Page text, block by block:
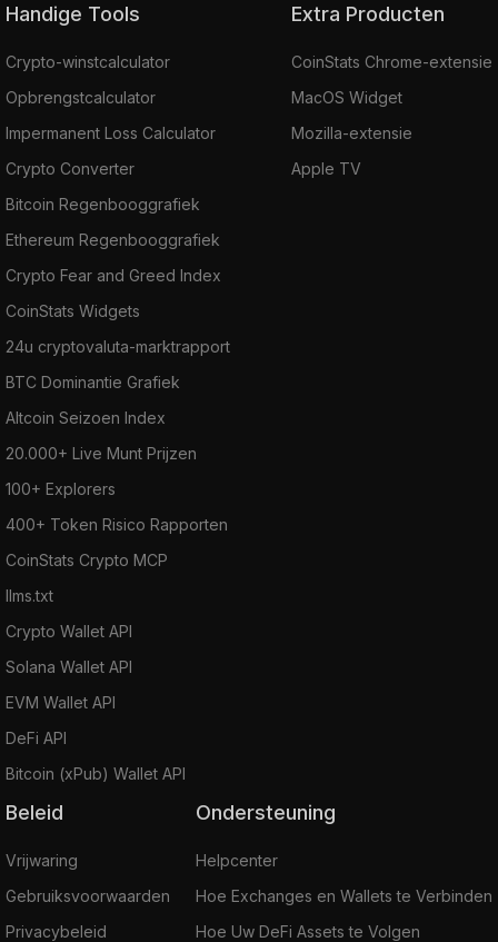
Handige Tools
Crypto-winstcalculator
Opbrengstcalculator
Impermanent Loss Calculator
Crypto Converter
Bitcoin Regenbooggrafiek
Ethereum Regenbooggrafiek
Crypto Fear and Greed Index
CoinStats Widgets
24u cryptovaluta-marktrapport
BTC Dominantie Grafiek
Altcoin Seizoen Index
20.000+ Live Munt Prijzen
100+ Explorers
400+ Token Risico Rapporten
CoinStats Crypto MCP
llms.txt
Crypto Wallet API
Solana Wallet API
EVM Wallet API
DeFi API
Bitcoin (xPub) Wallet API
Extra Producten
CoinStats Chrome-extensie
MacOS Widget
Mozilla-extensie
Apple TV
Beleid
Vrijwaring
Gebruiksvoorwaarden
Privacybeleid
Ondersteuning
Helpcenter
Hoe Exchanges en Wallets te Verbinden
Hoe Uw DeFi Assets te Volgen